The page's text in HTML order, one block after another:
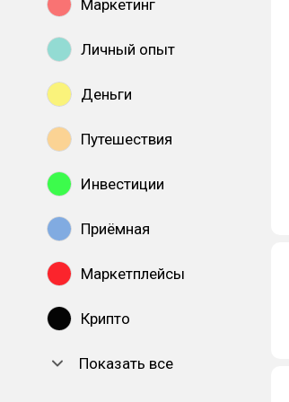
Маркетинг
Личный опыт
Деньги
Путешествия
Инвестиции
Приёмная
Маркетплейсы
Крипто
Показать все